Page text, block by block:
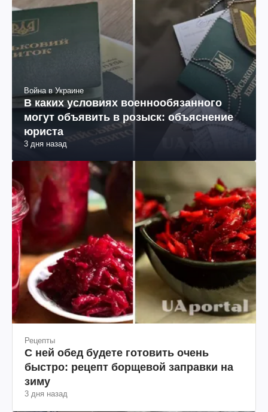
Война в Украине
В каких условиях военнообязанного
могут объявить в розыск: объяснение
юриста
3 дня назад
Рецепты
С ней обед будете готовить очень
быстро: рецепт борщевой заправки на
зиму
3 дня назад